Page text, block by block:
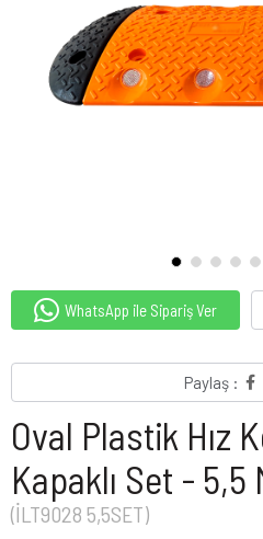
WhatsApp ile Sipariş Ver
Paylaş :
Oval Plastik Hız
Kapaklı Set - 5,5
(İLT9028 5,5SET)